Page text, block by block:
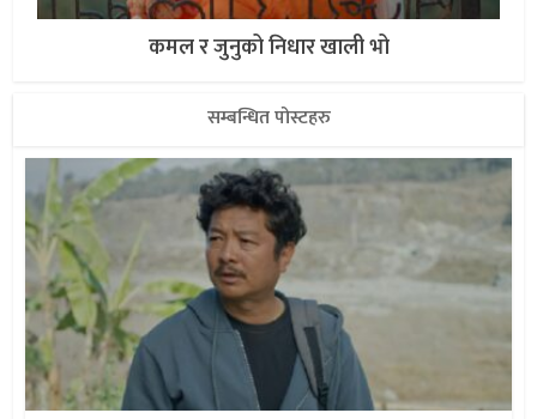
कमल र जुनुको निधार खाली भो
सम्बन्धित पोस्टहरु